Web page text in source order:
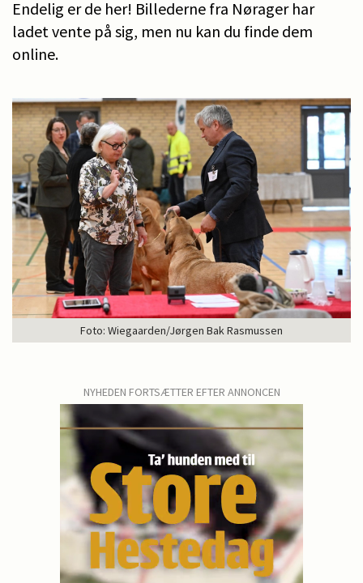
Endelig er de her! Billederne fra Nørager har
ladet vente på sig, men nu kan du finde dem
online.
Foto: Wiegaarden/Jørgen Bak Rasmussen
NYHEDEN FORTSÆTTER EFTER ANNONCEN